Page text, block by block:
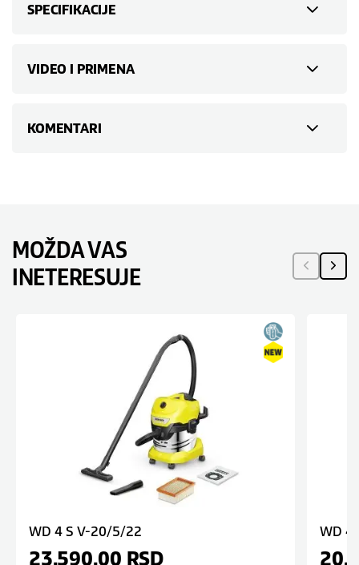
SPECIFIKACIJE
VIDEO I PRIMENA
KOMENTARI
MOŽDA VAS
INETERESUJE
WD 4 S V-20/5/22
23.590,00 RSD
WD